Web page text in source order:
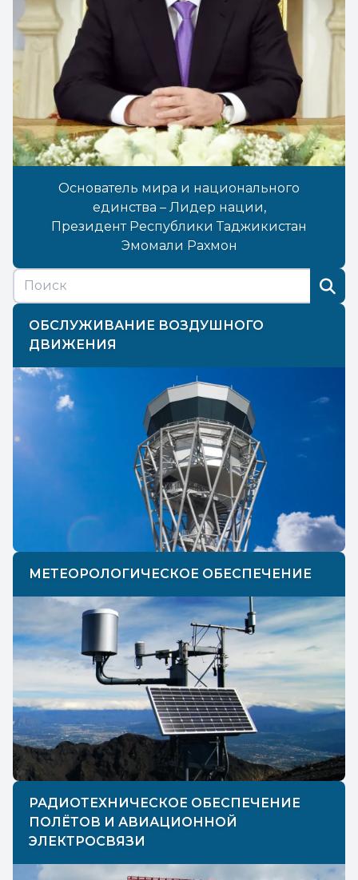
Основатель мира и национального
единства – Лидер нации,
Президент Республики Таджикистан
Эмомали Рахмон
ОБСЛУЖИВАНИЕ ВОЗДУШНОГО
ДВИЖЕНИЯ
МЕТЕОРОЛОГИЧЕСКОЕ ОБЕСПЕЧЕНИЕ
РАДИОТЕХНИЧЕСКОЕ ОБЕСПЕЧЕНИЕ
ПОЛЁТОВ И АВИАЦИОННОЙ
ЭЛЕКТРОСВЯЗИ